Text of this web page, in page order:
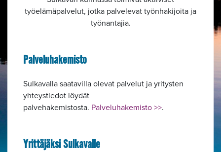
työelämäpalvelut, jotka palvelevat työnhakijoita ja
työnantajia.
Palveluhakemisto
Sulkavalla saatavilla olevat palvelut ja yritysten
yhteystiedot löydät
palvehakemistosta. Palveluhakemisto >>.
Yrittäjäksi Sulkavalle